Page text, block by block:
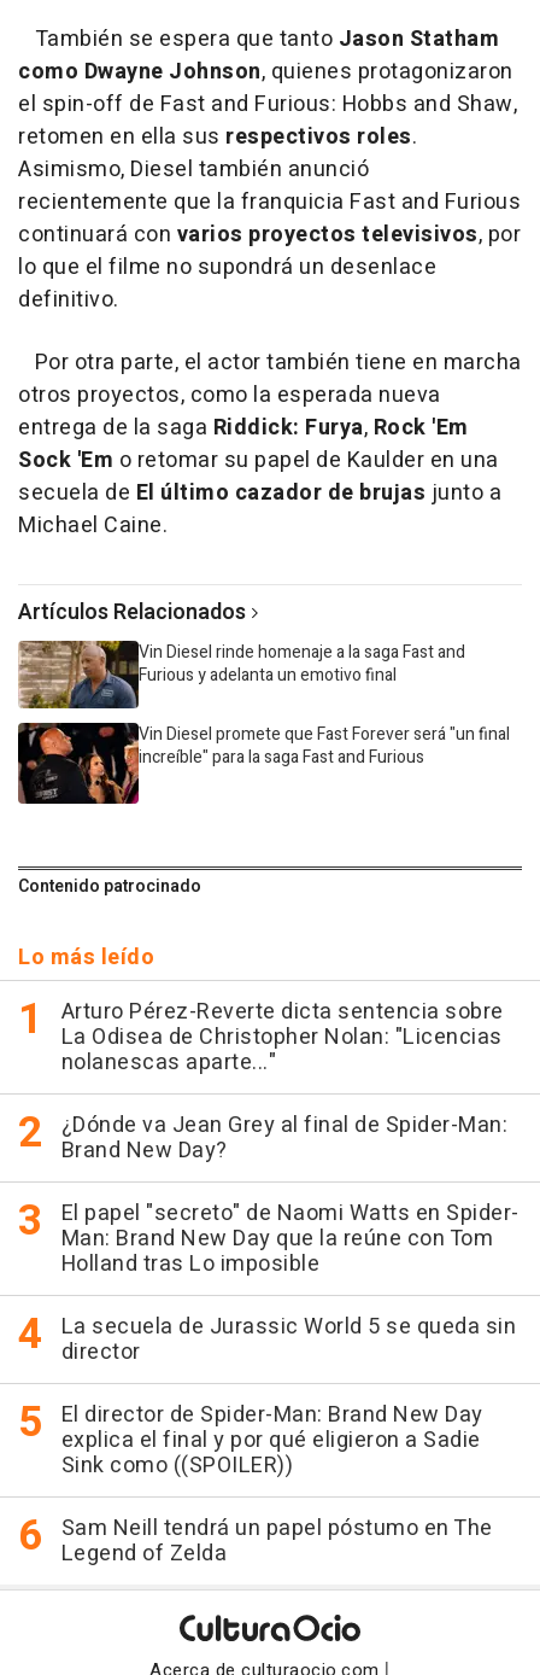
También se espera que tanto Jason Statham
como Dwayne Johnson, quienes protagonizaron
el spin-off de Fast and Furious: Hobbs and Shaw,
retomen en ella sus respectivos roles.
Asimismo, Diesel también anunció
recientemente que la franquicia Fast and Furious
continuará con varios proyectos televisivos, por
lo que el filme no supondrá un desenlace
definitivo.
Por otra parte, el actor también tiene en marcha
otros proyectos, como la esperada nueva
entrega de la saga Riddick: Furya, Rock 'Em
Sock 'Em o retomar su papel de Kaulder en una
secuela de El último cazador de brujas junto a
Michael Caine.
Artículos Relacionados
Vin Diesel rinde homenaje a la saga Fast and
Furious y adelanta un emotivo final
Vin Diesel promete que Fast Forever será "un final
increíble" para la saga Fast and Furious
Contenido patrocinado
Lo más leído
Arturo Pérez-Reverte dicta sentencia sobre
La Odisea de Christopher Nolan: "Licencias
nolanescas aparte..."
¿Dónde va Jean Grey al final de Spider-Man:
Brand New Day?
El papel "secreto" de Naomi Watts en Spider-
Man: Brand New Day que la reúne con Tom
Holland tras Lo imposible
La secuela de Jurassic World 5 se queda sin
director
El director de Spider-Man: Brand New Day
explica el final y por qué eligieron a Sadie
Sink como ((SPOILER))
Sam Neill tendrá un papel póstumo en The
Legend of Zelda